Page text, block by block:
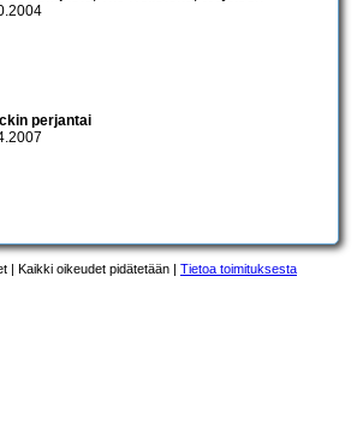
perjantai
| Kaikki oikeudet pidätetään | Tietoa toimituksesta